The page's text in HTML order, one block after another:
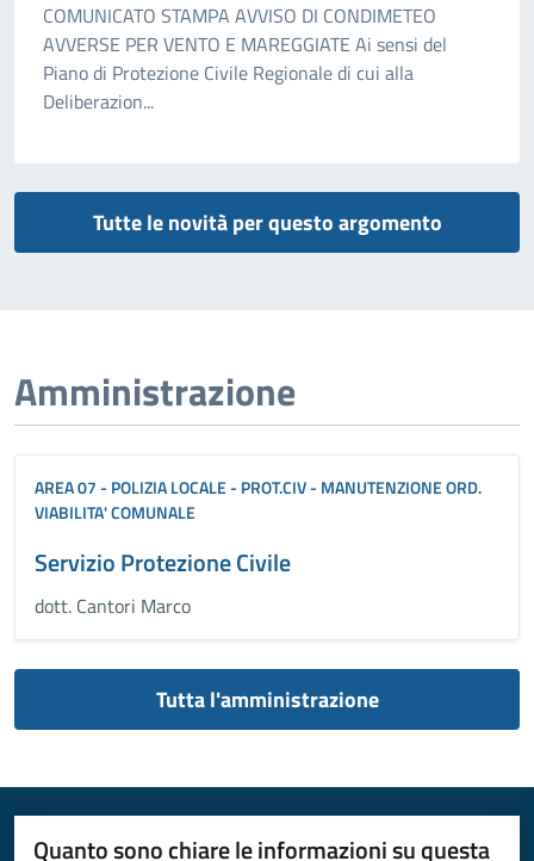
COMUNICATO STAMPA AVVISO DI CONDIMETEO
AVVERSE PER VENTO E MAREGGIATE Ai sensi del
Piano di Protezione Civile Regionale di cui alla
Deliberazion...
Tutte le novità per questo argomento
Amministrazione
AREA 07 - POLIZIA LOCALE - PROT.CIV - MANUTENZIONE ORD.
VIABILITA' COMUNALE
Servizio Protezione Civile
dott. Cantori Marco
Tutta l'amministrazione
Quanto sono chiare le informazioni su questa